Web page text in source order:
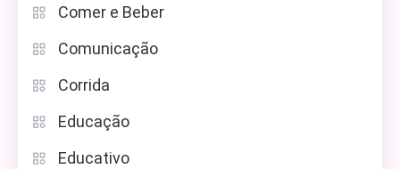
Comer e Beber
Comunicação
Corrida
Educação
Educativo